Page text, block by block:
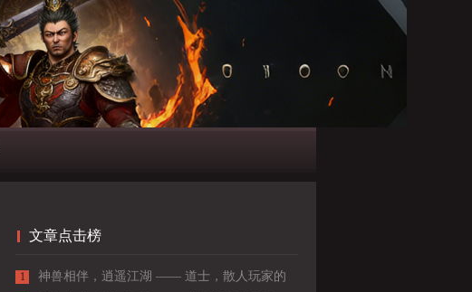
文章点击榜
1
神兽相伴，逍遥江湖 —— 道士，散人玩家的